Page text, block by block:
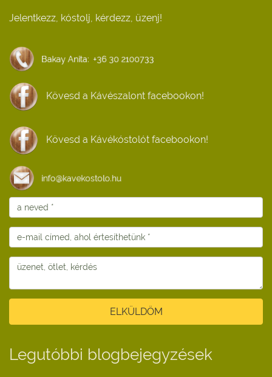
Jelentkezz, kóstolj, kérdezz, üzenj!
Kövesd a Kávészalont facebookon!
Kövesd a Kávékóstolót facebookon!
ELKÜLDÖM
Legutóbbi blogbejegyzések